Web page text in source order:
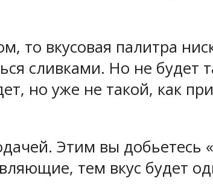
то вкусовая палитра
сливками. Но не будет
но уже не такой, как при
Этим вы добьетесь
тем вкус будет